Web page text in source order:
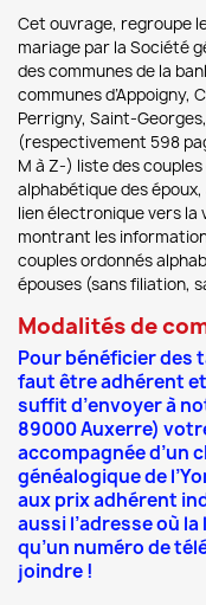
Cet ouvrage, regroupe
mariage par la Société
des communes de la
communes d’Appoigny,
Perrigny, Saint-
(respectivement 598
M à Z-) liste des
alphabétique des
lien électronique vers la
montrant les
couples ordonnés
épouses (sans filiation,
Modalités de
Pour bénéficier
faut être adhérent
suffit d’envoyer à
89000 Auxerre)
accompagnée d’un
généalogique de
aux prix adhérent
aussi l’adresse où
qu’un numéro de
joindre !